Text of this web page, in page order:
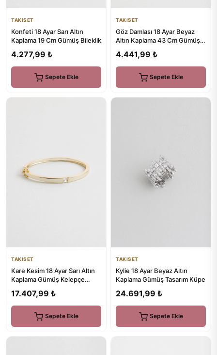
TAKISET
Konfeti 18 Ayar Sarı Altın
Kaplama 19 Cm Gümüş Bileklik
4.277,99 ₺
Sepete Ekle
TAKISET
Göz Damlası 18 Ayar Beyaz
Altın Kaplama 43 Cm Gümüş
4.441,99 ₺
Sepete Ekle
TAKISET
Kare Kesim 18 Ayar Sarı Altın
Kaplama Gümüş Kelepçe
17.407,99 ₺
Sepete Ekle
TAKISET
Kylie 18 Ayar Beyaz Altın
Kaplama Gümüş Tasarım Küpe
24.691,99 ₺
Sepete Ekle